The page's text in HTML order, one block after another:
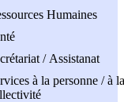
Humaines
/ Assistanat
à la personne / à la